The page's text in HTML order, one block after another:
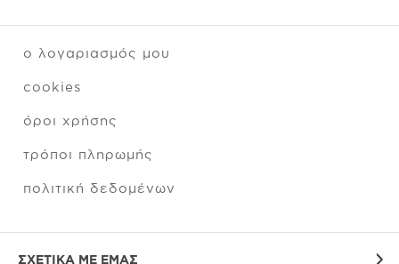
ο λογαριασμός μου
cookies
όροι χρήσης
τρόποι πληρωμής
πολιτική δεδομένων
ΣΧΕΤΙΚΑ ΜΕ ΕΜΑΣ